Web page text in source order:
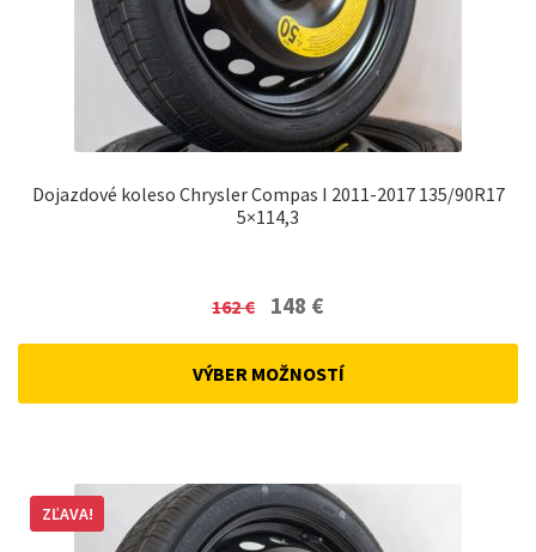
Dojazdové koleso Chrysler Compas I 2011-2017 135/90R17
5×114,3
162€
Original
was:
148 €Current
VÝBER MOŽNOSTÍ
ZĽAVA!